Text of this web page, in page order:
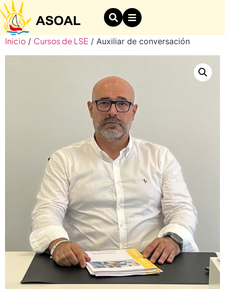
Inicio / Cursos de LSE / Auxiliar de conversación